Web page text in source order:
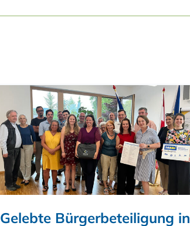
Gelebte Bürgerbeteiligung in